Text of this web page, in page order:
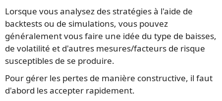
Lorsque vous analysez des stratégies à l'aide de
backtests ou de simulations, vous pouvez
généralement vous faire une idée du type de baisses,
de volatilité et d'autres mesures/facteurs de risque
susceptibles de se produire.
Pour gérer les pertes de manière constructive, il faut
d'abord les accepter rapidement.